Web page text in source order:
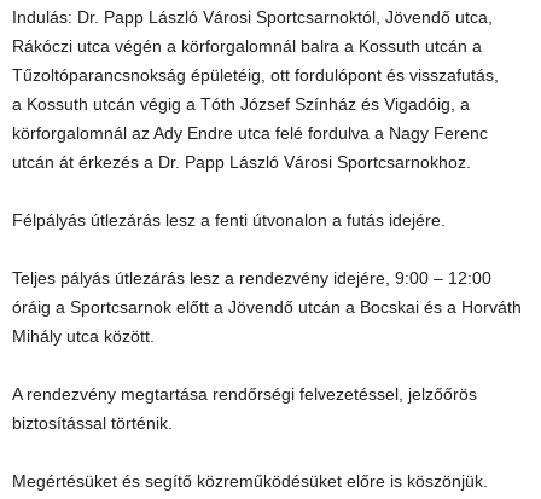
Indulás: Dr. Papp László Városi Sportcsarnoktól, Jövendő utca,
Rákóczi utca végén a körforgalomnál balra a Kossuth utcán a
Tűzoltóparancsnokság épületéig, ott fordulópont és visszafutás,
a Kossuth utcán végig a Tóth József Színház és Vigadóig, a
körforgalomnál az Ady Endre utca felé fordulva a Nagy Ferenc
utcán át érkezés a Dr. Papp László Városi Sportcsarnokhoz.
Félpályás útlezárás lesz a fenti útvonalon a futás idejére.
Teljes pályás útlezárás lesz a rendezvény idejére, 9:00 – 12:00
óráig a Sportcsarnok előtt a Jövendő utcán a Bocskai és a Horváth
Mihály utca között.
A rendezvény megtartása rendőrségi felvezetéssel, jelzőőrös
biztosítással történik.
Megértésüket és segítő közreműködésüket előre is köszönjük.